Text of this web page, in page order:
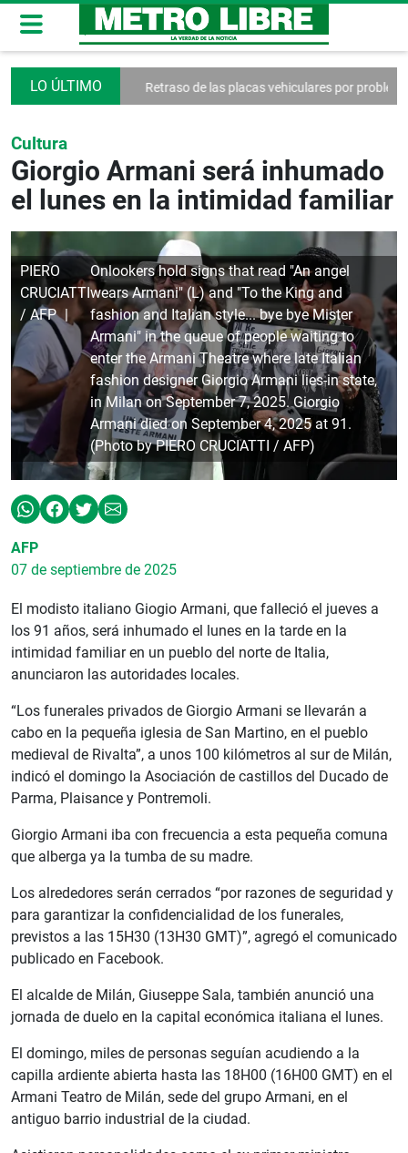
de privilegios Retraso de las placas vehiculares por problemas
Cultura
Giorgio Armani será inhumado
el lunes en la intimidad familiar
Onlookers hold signs that read "An angel
wears Armani" (L) and "To the King and
fashion and Italian style... bye bye Mister
Armani" in the queue of people waiting to
enter the Armani Theatre where late Italian
fashion designer Giorgio Armani lies-in state,
in Milan on September 7, 2025. Giorgio
Armani died on September 4, 2025 at 91.
(Photo by PIERO CRUCIATTI / AFP)
PIERO
CRUCIATTI
/ AFP
AFP
07 de septiembre de 2025
El modisto italiano Giogio Armani, que falleció el jueves a
los 91 años, será inhumado el lunes en la tarde en la
intimidad familiar en un pueblo del norte de Italia,
anunciaron las autoridades locales.
“Los funerales privados de Giorgio Armani se llevarán a
cabo en la pequeña iglesia de San Martino, en el pueblo
medieval de Rivalta”, a unos 100 kilómetros al sur de Milán,
indicó el domingo la Asociación de castillos del Ducado de
Parma, Plaisance y Pontremoli.
Giorgio Armani iba con frecuencia a esta pequeña comuna
que alberga ya la tumba de su madre.
Los alrededores serán cerrados “por razones de seguridad y
para garantizar la confidencialidad de los funerales,
previstos a las 15H30 (13H30 GMT)”, agregó el comunicado
publicado en Facebook.
El alcalde de Milán, Giuseppe Sala, también anunció una
jornada de duelo en la capital económica italiana el lunes.
El domingo, miles de personas seguían acudiendo a la
capilla ardiente abierta hasta las 18H00 (16H00 GMT) en el
Armani Teatro de Milán, sede del grupo Armani, en el
antiguo barrio industrial de la ciudad.